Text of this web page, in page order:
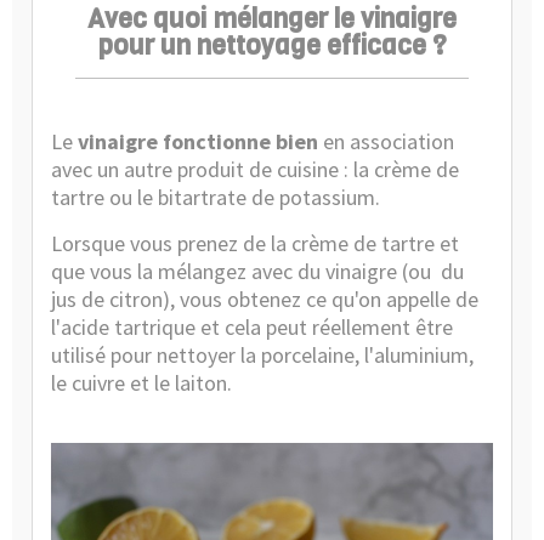
Avec quoi mélanger le vinaigre
pour un nettoyage efficace ?
Levinaigre fonctionne bien en association
avec un autre produit de cuisine : la crème de
tartre ou le bitartrate de potassium.
Lorsque vous prenez de la crème de tartre et
que vous la mélangez avec du vinaigre (ou du
jus de citron), vous obtenez ce qu'on appelle de
l'acide tartrique et cela peut réellement être
utilisé pour nettoyer la porcelaine, l'aluminium,
le cuivre et le laiton.